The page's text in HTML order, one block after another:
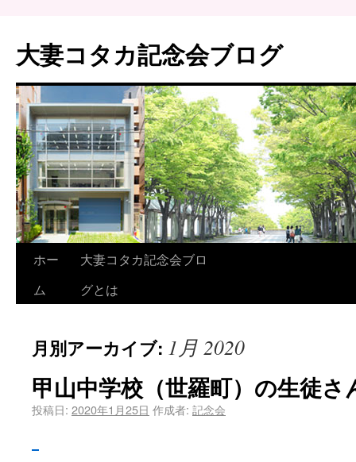
大妻コタカ記念会ブログ
ホー
ム
大妻コタカ記念会ブロ
グとは
月別アーカイブ: 1月 2020
甲山中学校（世羅町）の生徒さ
投稿日: 2020年1月25日 作成者: 記念会